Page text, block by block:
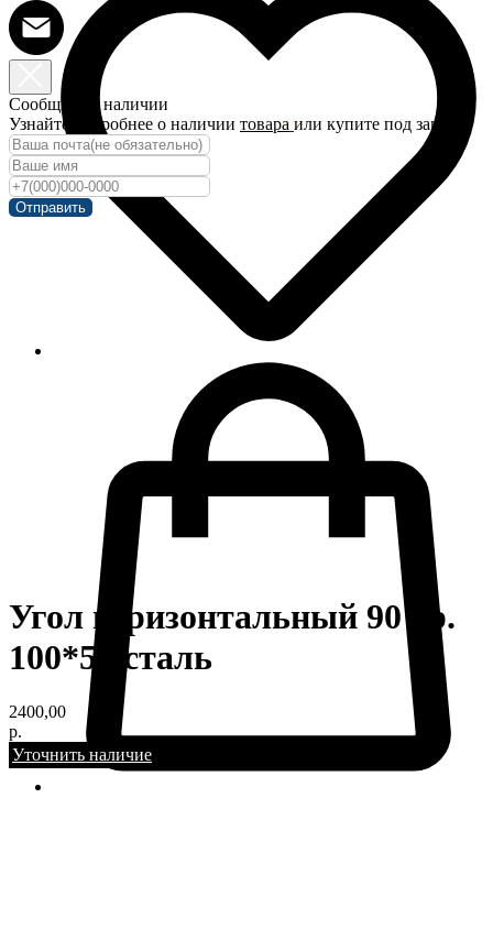
Сообщить о наличии
Узнайте подробнее о наличии товара или купите под заказ!
Отправить
Угол горизонтальный 90 гр.
100*50 сталь
2400,00
р.
Уточнить наличие